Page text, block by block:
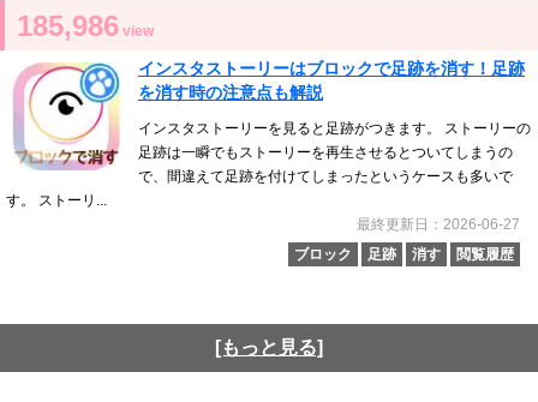
185,986 view
インスタストーリーはブロックで足跡を消す！足跡
を消す時の注意点も解説
インスタストーリーを見ると足跡がつきます。 ストーリーの
足跡は一瞬でもストーリーを再生させるとついてしまうの
で、間違えて足跡を付けてしまったというケースも多いで
す。 ストーリ...
最終更新日：2026-06-27
ブロック
足跡 消す 閲覧履歴
[もっと見る]